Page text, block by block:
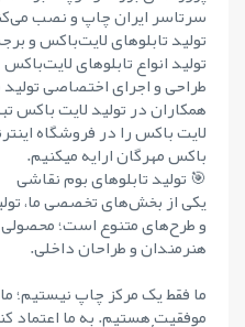
سرتاسر ایران چاپ و نصب
تولید تابلوهای لایت‌باکس و
تولید انواع تابلوهای
طراحی و اجرای اختصاصی
همکاران در تولید لایت باکس
لایت باکس را در فروشگاه
باکس مهرگان ارایه میکنیم.
🎯 تولید تابلوهای بوم نقاشی
یکی از بخش‌های تخصصی ما،
و طرح‌های متنوع است؛
هنرمندان و طراحان داخلی.
ما فقط یک مرکز چاپ نیستیم؛
موفقیت هستیم. به ما اعتماد